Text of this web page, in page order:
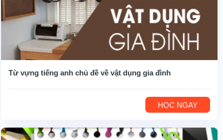
Từ vựng tiếng anh chủ đề về vật dụng gia đình
HỌC NGAY